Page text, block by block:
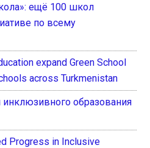
ещё 100 школ
по всему
expand Green School
across Turkmenistan
образования
Progress in Inclusive